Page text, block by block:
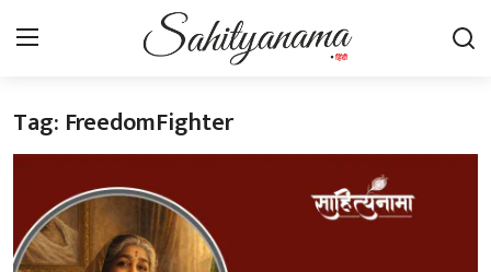
Login Register
स्वतंत्रता सेनानी
साहित्य समाचार
Tag: FreedomFighter